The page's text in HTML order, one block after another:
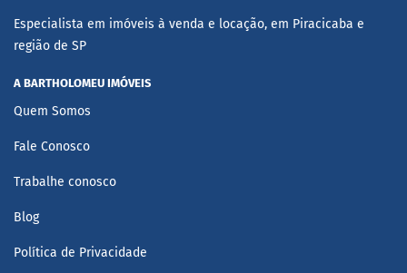
Especialista em imóveis à venda e locação, em Piracicaba e
região de SP
A BARTHOLOMEU IMÓVEIS
Quem Somos
Fale Conosco
Trabalhe conosco
Blog
Política de Privacidade